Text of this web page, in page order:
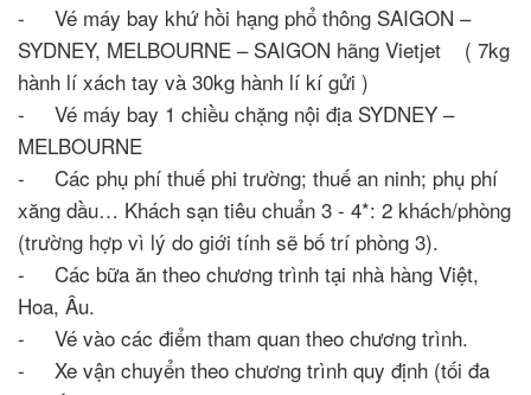
- Vé máy bay khứ hồi hạng phổ thông SAIGON –
SYDNEY, MELBOURNE – SAIGON hãng Vietjet ( 7kg
hành lí xách tay và 30kg hành lí kí gửi )
- Vé máy bay 1 chiều chặng nội địa SYDNEY –
MELBOURNE
- Các phụ phí thuế phi trường; thuế an ninh; phụ phí
xăng dầu… Khách sạn tiêu chuẩn 3 - 4*: 2 khách/phòng
(trường hợp vì lý do giới tính sẽ bố trí phòng 3).
- Các bữa ăn theo chương trình tại nhà hàng Việt,
Hoa, Âu.
- Vé vào các điểm tham quan theo chương trình.
- Xe vận chuyển theo chương trình quy định (tối đa